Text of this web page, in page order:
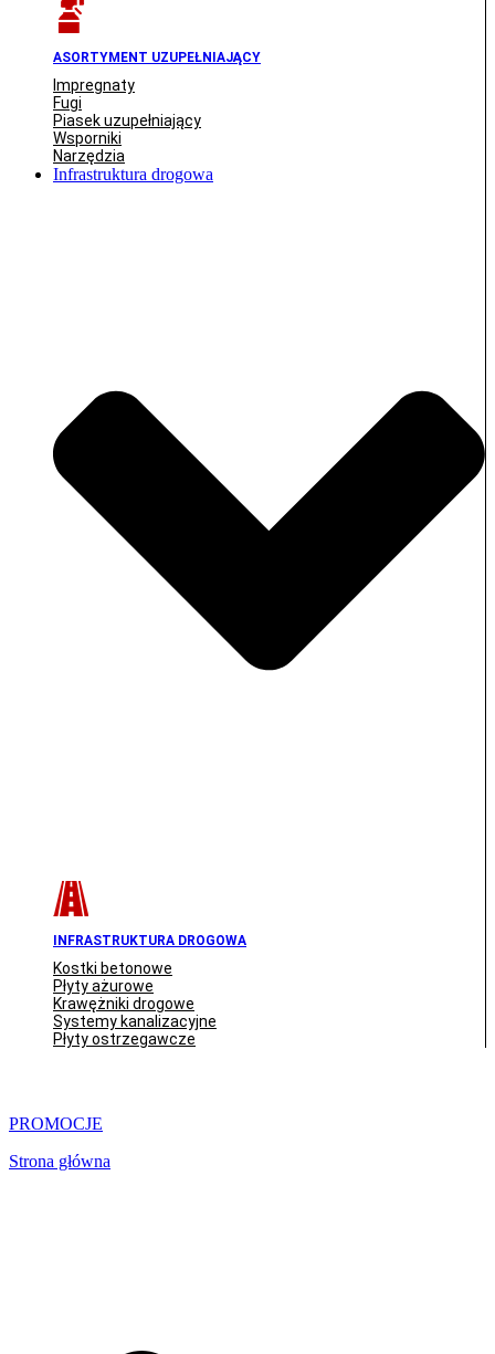
ASORTYMENT UZUPEŁNIAJĄCY
Impregnaty
Fugi
Piasek uzupełniający
Wsporniki
Narzędzia
Infrastruktura drogowa
INFRASTRUKTURA DROGOWA
Kostki betonowe
Płyty ażurowe
Krawężniki drogowe
Systemy kanalizacyjne
Płyty ostrzegawcze
PROMOCJE
Strona główna